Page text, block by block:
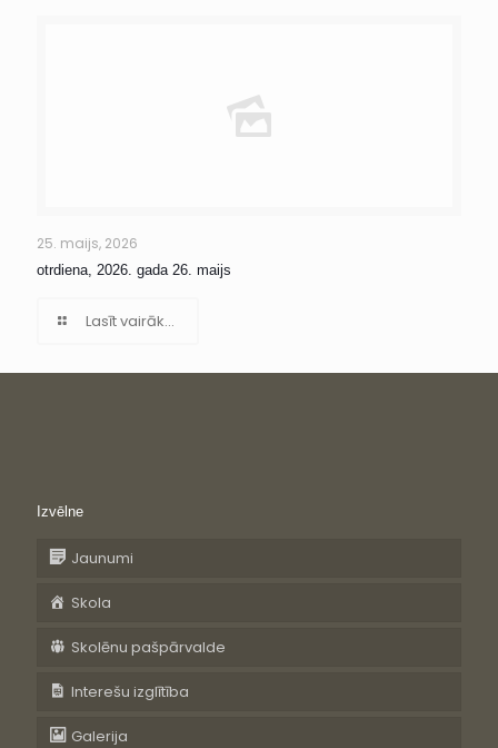
25. maijs, 2026
otrdiena, 2026. gada 26. maijs
Lasīt vairāk...
Izvēlne
Jaunumi
Skola
Skolēnu pašpārvalde
Interešu izglītība
Galerija